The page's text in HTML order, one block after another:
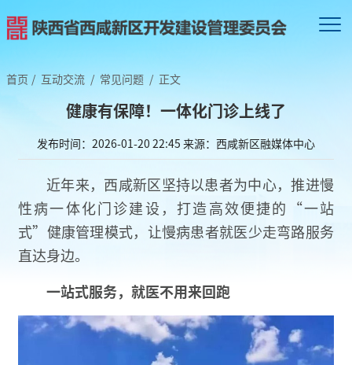
首页 / 互动交流 / 常见问题 / 正文
健康有保障！一体化门诊上线了
发布时间：2026-01-20 22:45 来源：西咸新区融媒体中心
近年来，西咸新区坚持以患者为中心，推进慢
性病一体化门诊建设，打造高效便捷的“一站
式”健康管理模式，让慢病患者就医少走弯路服务
直达身边。
一站式服务，就医不用来回跑